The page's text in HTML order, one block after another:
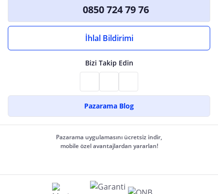
0850 724 79 76
İhlal Bildirimi
Bizi Takip Edin
Pazarama Blog
Pazarama uygulamasını ücretsiz indir,
mobile özel avantajlardan yararlan!